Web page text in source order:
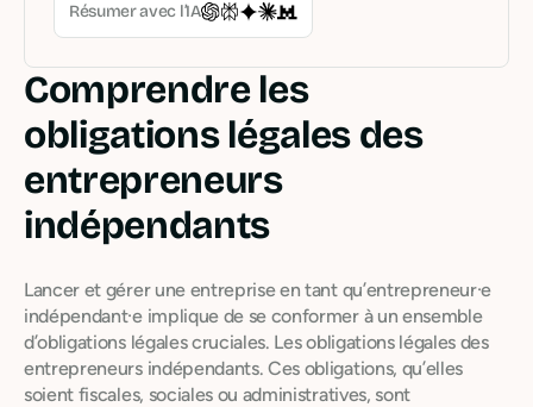
Résumer avec l’IA
Comprendre les
obligations légales des
entrepreneurs
indépendants
Lancer et gérer une entreprise en tant qu’entrepreneur·e
indépendant·e implique de se conformer à un ensemble
d’obligations légales cruciales. Les obligations légales des
entrepreneurs indépendants. Ces obligations, qu’elles
soient fiscales, sociales ou administratives, sont